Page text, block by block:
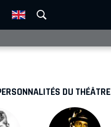
DU THÉÂTRE